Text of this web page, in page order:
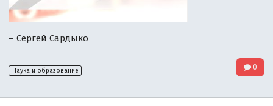
– Сергей Сардыко
Наука и образование 0